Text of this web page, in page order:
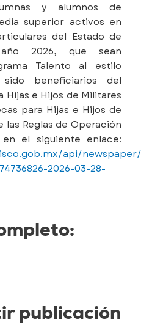
y alumnos de
superior activos en
del Estado de
2026, que sean
Talento al estilo
beneficiarios del
Hijas e Hijos de Militares
para Hijas e Hijos de
Reglas de Operación
el siguiente enlace:
api/
2026-03-28-
publicación